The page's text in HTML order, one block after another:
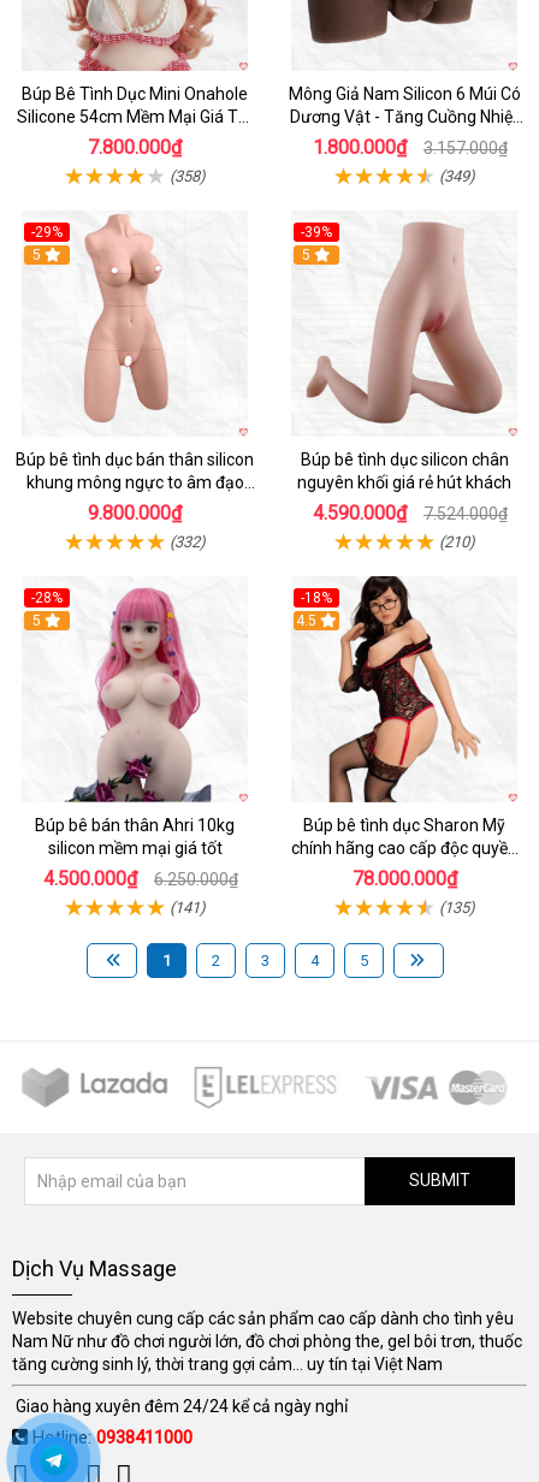
Búp Bê Tình Dục Mini Onahole
Silicone 54cm Mềm Mại Giá Tốt
Đáng Mua
7.800.000₫
(358)
Mông Giả Nam Silicon 6 Múi Có
Dương Vật - Tăng Cuồng Nhiệt
Đêm
1.800.000₫ 3.157.000₫
(349)
-29%
5
Búp bê tình dục bán thân silicon
khung mông ngực to âm đạo
khít chặt tự nhiên
9.800.000₫
(332)
-39%
5
Búp bê tình dục silicon chân
nguyên khối giá rẻ hút khách
4.590.000₫ 7.524.000₫
(210)
-28%
5
Búp bê bán thân Ahri 10kg
silicon mềm mại giá tốt
4.500.000₫ 6.250.000₫
(141)
-18%
Hot
4.5
Búp bê tình dục Sharon Mỹ
chính hãng cao cấp độc quyền
giá tốt
78.000.000₫
(135)
1 2 3 4 5
SUBMIT
Dịch Vụ Massage
Website chuyên cung cấp các sản phẩm cao cấp dành cho tình yêu
Nam Nữ như đồ chơi người lớn, đồ chơi phòng the, gel bôi trơn, thuốc
tăng cường sinh lý, thời trang gợi cảm... uy tín tại Việt Nam
Giao hàng xuyên đêm 24/24 kể cả ngày nghỉ
Hotline:0938411000